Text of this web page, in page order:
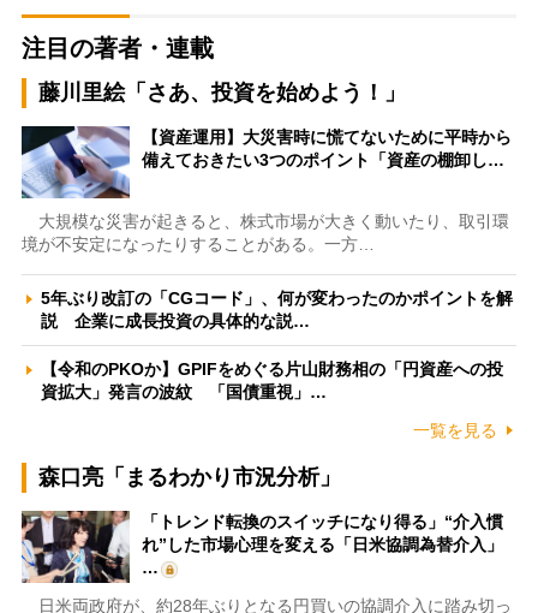
注目の著者・連載
藤川里絵「さあ、投資を始めよう！」
【資産運用】大災害時に慌てないために平時から
備えておきたい3つのポイント「資産の棚卸し…
大規模な災害が起きると、株式市場が大きく動いたり、取引環
境が不安定になったりすることがある。一方…
5年ぶり改訂の「CGコード」、何が変わったのかポイントを解
説 企業に成長投資の具体的な説…
【令和のPKOか】GPIFをめぐる片山財務相の「円資産への投
資拡大」発言の波紋 「国債重視」…
一覧を見る
森口亮「まるわかり市況分析」
「トレンド転換のスイッチになり得る」“介入慣
れ”した市場心理を変える「日米協調為替介入」
…
日米両政府が、約28年ぶりとなる円買いの協調介入に踏み切っ